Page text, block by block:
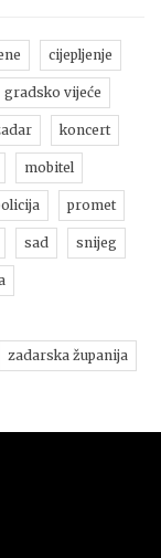
cijepljenje
gradsko vijeće
koncert
mobitel
promet
sad snijeg
zadarska županija